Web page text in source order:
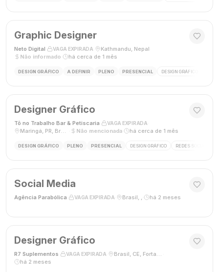
Graphic Designer
Neto Digital VAGA EXPIRADA Kathmandu, Nepal
Não informado
há cerca de 1 mês
DESIGN GRÁFICO A DEFINIR PLENO PRESENCIAL DESIGN GRÁFICO
Designer Gráfico
Tô no Trabalho Bar & Petiscaria VAGA EXPIRADA
Maringá, PR, Brasil
Não mencionada há cerca de 1 mês
DESIGN GRÁFICO PLENO PRESENCIAL DESIGN GRÁFICO REDES SOCIAIS
Social Media
Agência Parabólica VAGA EXPIRADA Brasil, , há 2 meses
Designer Gráfico
R7 Suplementos VAGA EXPIRADA Brasil, CE, Fortaleza
há 2 meses